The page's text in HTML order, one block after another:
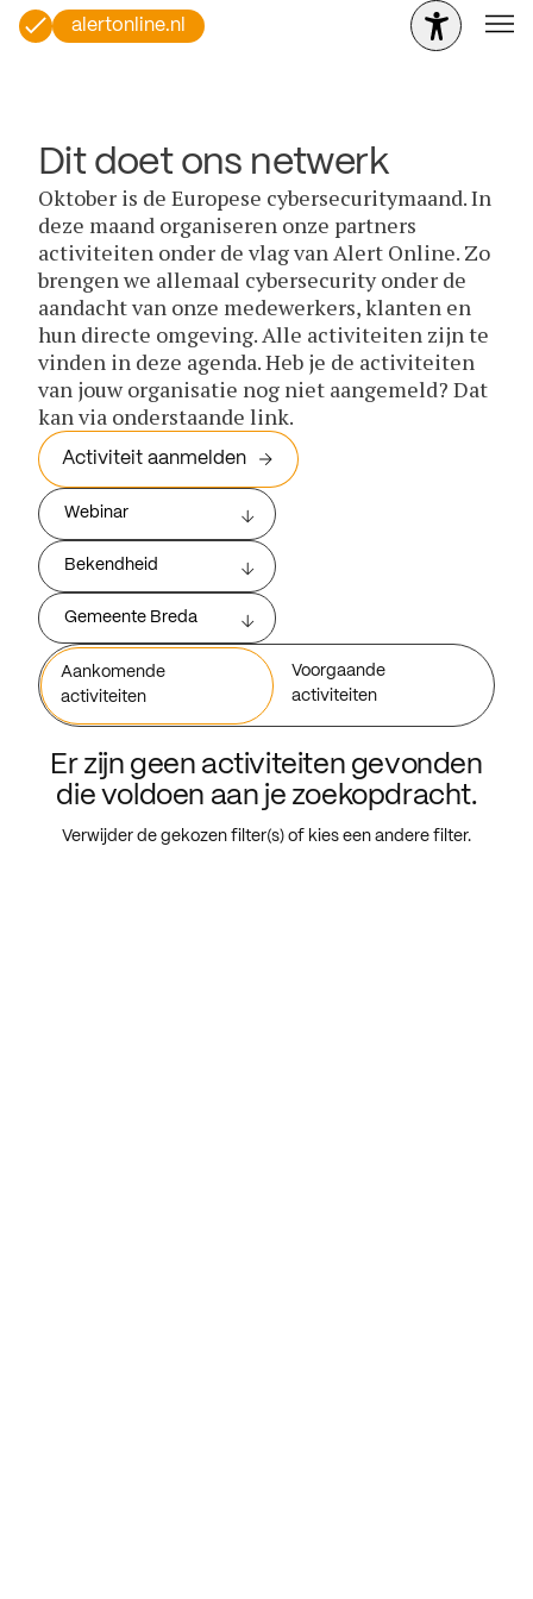
alertonline.nl
Dit doet ons netwerk
Oktober is de Europese cybersecuritymaand. In
deze maand organiseren onze partners
activiteiten onder de vlag van Alert Online. Zo
brengen we allemaal cybersecurity onder de
aandacht van onze medewerkers, klanten en
hun directe omgeving. Alle activiteiten zijn te
vinden in deze agenda. Heb je de activiteiten
van jouw organisatie nog niet aangemeld? Dat
kan via onderstaande link.
Activiteit aanmelden
Webinar
Bekendheid
Gemeente Breda
Aankomende
activiteiten
Voorgaande
activiteiten
Er zijn geen activiteiten gevonden
die voldoen aan je zoekopdracht.
Verwijder de gekozen filter(s) of kies een andere filter.